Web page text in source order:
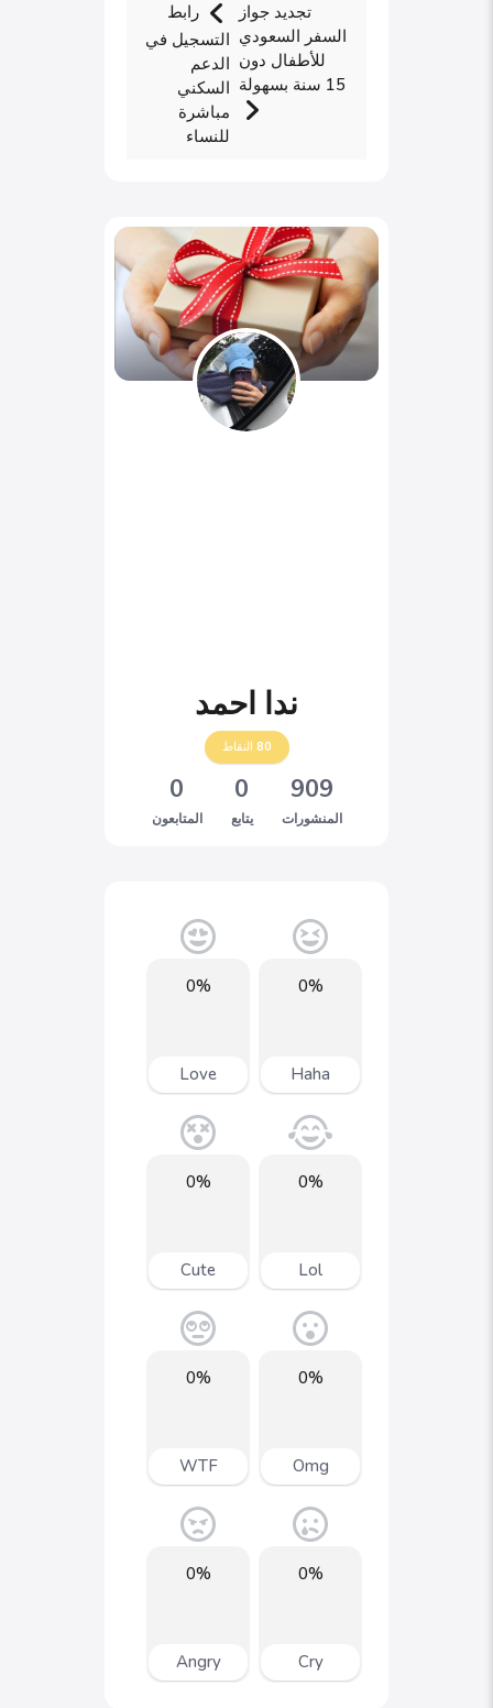
رابط
التسجيل في
الدعم
السكني
مباشرة
للنساء
تجديد جواز
السفر السعودي
للأطفال دون
15 سنة بسهولة
ندا احمد
80 النقاط
909
المنشورات
0
يتابع
0
المتابعون
0%
Haha
0%
Love
0%
Lol
0%
Cute
0%
Omg
0%
WTF
0%
Cry
0%
Angry